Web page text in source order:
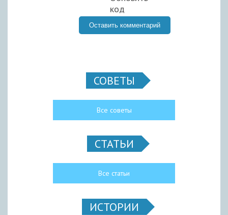
СОВЕТЫ
Все советы
СТАТЬИ
Все статьи
ИСТОРИИ